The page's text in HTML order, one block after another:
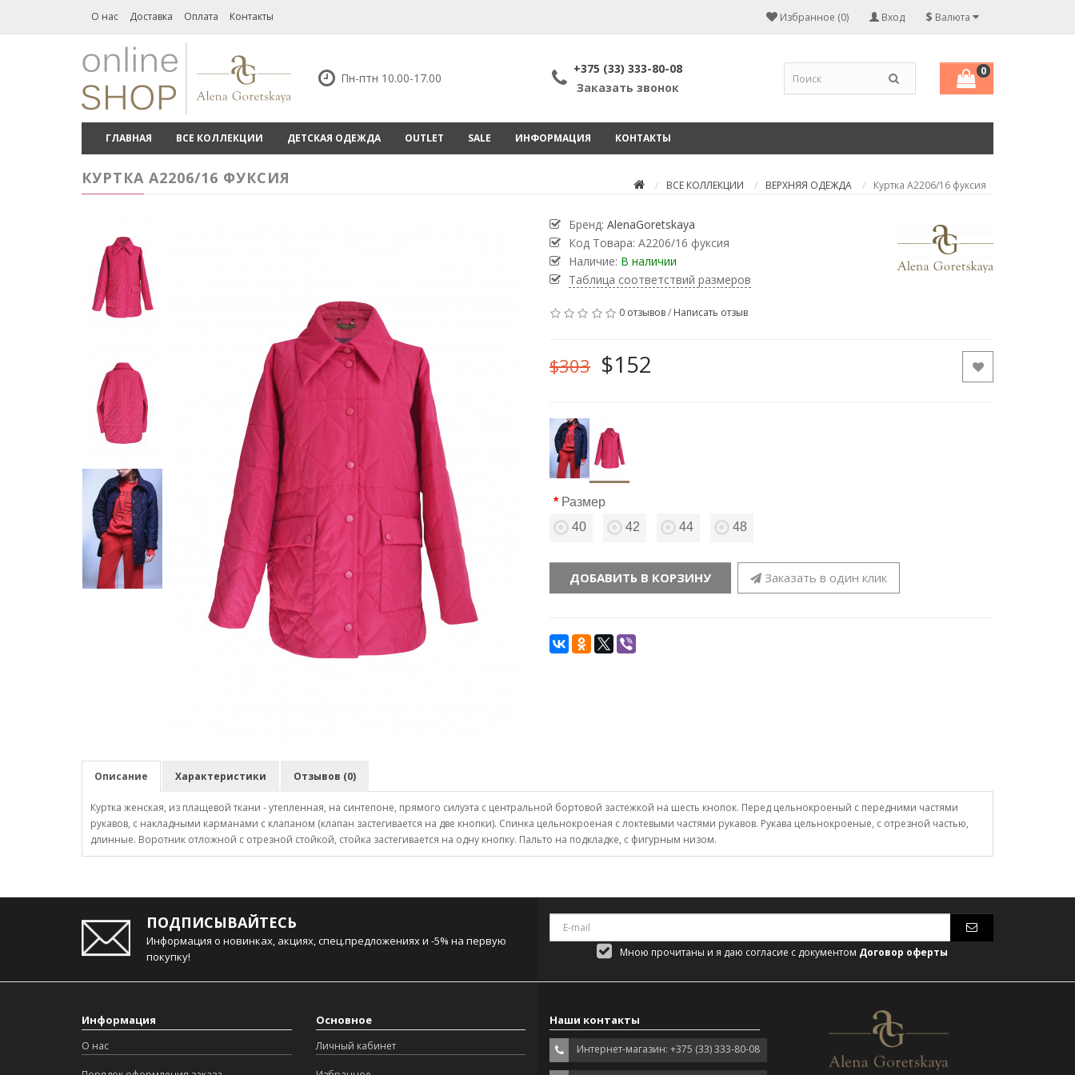
О нас Доставка Оплата Контакты $ Валюта
Вход
Избранное (0)
Пн-птн 10.00-17.00
+375 (33) 333-80-08
Заказать звонок
0
ГЛАВНАЯ ВСЕ КОЛЛЕКЦИИ ДЕТСКАЯ ОДЕЖДА OUTLET SALE ИНФОРМАЦИЯ КОНТАКТЫ
ВСЕ КОЛЛЕКЦИИ ВЕРХНЯЯ ОДЕЖДА Куртка А2206/16 фуксия
КУРТКА А2206/16 ФУКСИЯ
Бренд: AlenaGoretskaya
Код Товара: А2206/16 фуксия
Наличие: В наличии
Таблица соответствий размеров
0 отзывов/ Написать отзыв
$303 $152
Размер
40
42 44 48
ДОБАВИТЬ В КОРЗИНУ Заказать в один клик
Описание Характеристики Отзывов (0)
Куртка женская, из плащевой ткани - утепленная, на синтепоне, прямого силуэта с центральной бортовой застежкой на шесть кнопок. Перед цельнокроеный с передними частями
рукавов, с накладными карманами с клапаном (клапан застегивается на две кнопки). Спинка цельнокроеная с локтевыми частями рукавов. Рукава цельнокроеные, с отрезной частью,
длинные. Воротник отложной с отрезной стойкой, стойка застегивается на одну кнопку. Пальто на подкладке, с фигурным низом.
ПОДПИСЫВАЙТЕСЬ
Информация о новинках, акциях, спец.предложениях и -5% на первую
покупку!
Мною прочитаны и я даю согласие с документом Договор оферты
Информация
О нас
Основное
Личный кабинет
Наши контакты
Интернет-магазин: +375 (33) 333-80-08